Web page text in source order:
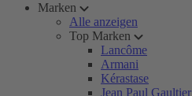
Marken
Alle anzeigen
Top Marken
Lancôme
Armani
Kérastase
Jean Paul Gaultier